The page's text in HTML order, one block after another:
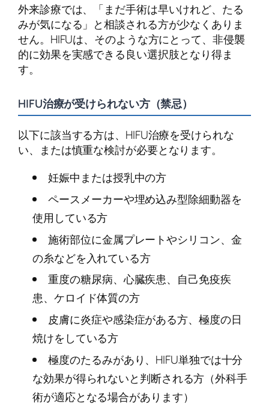
外来診療では、「まだ手術は早いけれど、たる
みが気になる」と相談される方が少なくありま
せん。HIFUは、そのような方にとって、非侵襲
的に効果を実感できる良い選択肢となり得ま
す。
HIFU治療が受けられない方（禁忌）
以下に該当する方は、HIFU治療を受けられな
い、または慎重な検討が必要となります。
妊娠中または授乳中の方
ペースメーカーや埋め込み型除細動器を
使用している方
施術部位に金属プレートやシリコン、金
の糸などを入れている方
重度の糖尿病、心臓疾患、自己免疫疾
患、ケロイド体質の方
皮膚に炎症や感染症がある方、極度の日
焼けをしている方
極度のたるみがあり、HIFU単独では十分
な効果が得られないと判断される方（外科手
術が適応となる場合があります）